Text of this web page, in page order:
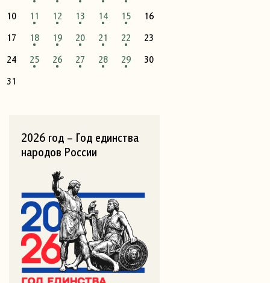
10
11 12 13 14 15
16
17
18 19 20 21 22
23
24
25 26 27 28 29
30
31
2026 год – Год единства
народов России